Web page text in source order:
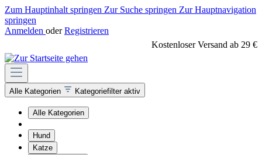
Zum Hauptinhalt springen Zur Suche springen Zur Hauptnavigation
springen
Anmelden oder Registrieren
Kostenloser Versand ab 29 €
Alle Kategorien Kategoriefilter aktiv
Alle Kategorien
Hund
Katze